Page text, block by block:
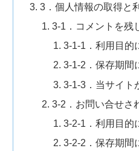
3．個人情報の取得と
3-1．コメントを残
3-1-1．利用目的
3-1-2．保存期間
3-1-3．当サイト
3-2．お問い合せさ
3-2-1．利用目的
3-2-2．保存期間